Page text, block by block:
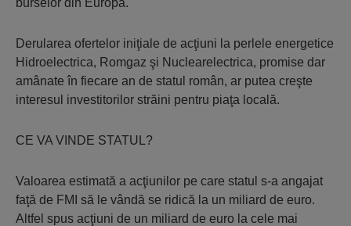
burselor din Europa.
Derularea ofertelor iniţiale de acţiuni la perlele energetice
Hidroelectrica, Romgaz şi Nuclearelectrica, promise dar
amânate în fiecare an de statul român, ar putea creşte
interesul investitorilor străini pentru piaţa locală.
CE VA VINDE STATUL?
Valoarea estimată a acţiunilor pe care statul s-a angajat
faţă de FMI să le vândă se ridică la un miliard de euro.
Altfel spus acţiuni de un miliard de euro la cele mai